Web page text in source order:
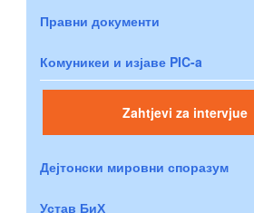
Правни документи
Комуникеи и изјаве PIC-a
Zahtjevi za intervjue
Дејтонски мировни споразум
Устав БиХ